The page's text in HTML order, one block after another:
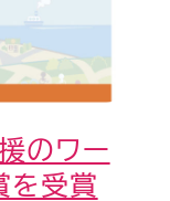
のワー
を受賞